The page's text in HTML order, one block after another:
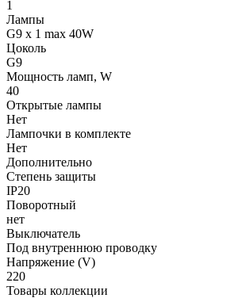
1
Лампы
G9 x 1 max 40W
Цоколь
G9
Мощность ламп, W
40
Открытые лампы
Нет
Лампочки в комплекте
Нет
Дополнительно
Степень защиты
IP20
Поворотный
нет
Выключатель
Под внутреннюю проводку
Напряжение (V)
220
Товары коллекции